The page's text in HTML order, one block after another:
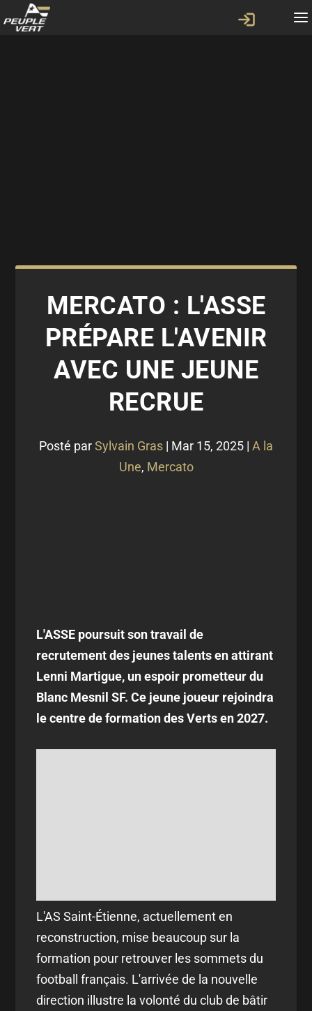
MERCATO : L'ASSE
PRÉPARE L'AVENIR
AVEC UNE JEUNE
RECRUE
Posté parSylvain Gras | Mar 15, 2025 | A la
Une, Mercato
L'ASSE poursuit son travail de
recrutement des jeunes talents en attirant
Lenni Martigue, un espoir prometteur du
Blanc Mesnil SF. Ce jeune joueur rejoindra
le centre de formation des Verts en 2027.
L'AS Saint-Étienne, actuellement en
reconstruction, mise beaucoup sur la
formation pour retrouver les sommets du
football français. L'arrivée de la nouvelle
direction illustre la volonté du club de bâtir